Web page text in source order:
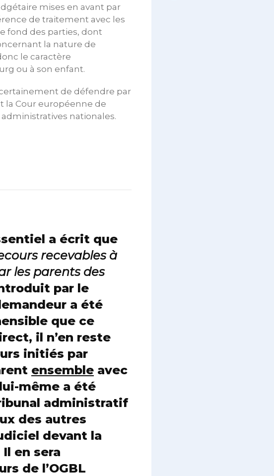
mises en avant par
de traitement avec les
fond des parties, dont
la nature de
le caractère
ou à son enfant.
de défendre par
la Cour européenne de
nationales.
a écrit que
recevables à
les parents des
par le
a été
que ce
il n’en reste
initiés par
ensemble avec
même a été
administratif
des autres
devant la
en sera
de l’OGBL